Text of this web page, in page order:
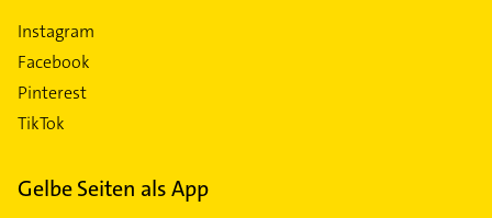
Instagram
Facebook
Pinterest
TikTok
Gelbe Seiten als App